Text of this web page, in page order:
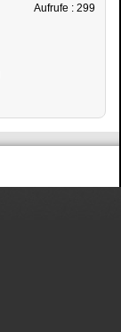
Aufrufe : 299